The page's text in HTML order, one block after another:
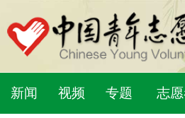
新闻 视频 专题 志